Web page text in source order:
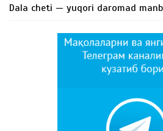
Dala cheti — yuqori daromad